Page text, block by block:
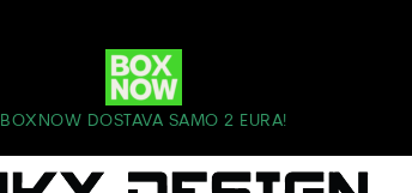
BOXNOW DOSTAVA SAMO 2 EURA!